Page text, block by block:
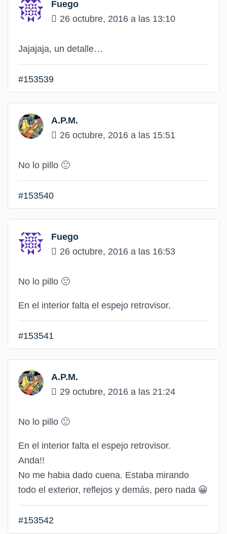
Fuego
26 octubre, 2016 a las 13:10
Jajajaja, un detalle…
#153539
A.P.M.
26 octubre, 2016 a las 15:51
No lo pillo 🙁
#153540
Fuego
26 octubre, 2016 a las 16:53
No lo pillo 🙁
En el interior falta el espejo retrovisor.
#153541
A.P.M.
29 octubre, 2016 a las 21:24
No lo pillo 🙁
En el interior falta el espejo retrovisor.
Anda!!
No me habia dado cuena. Estaba mirando
todo el exterior, reflejos y demás, pero nada 😀
#153542